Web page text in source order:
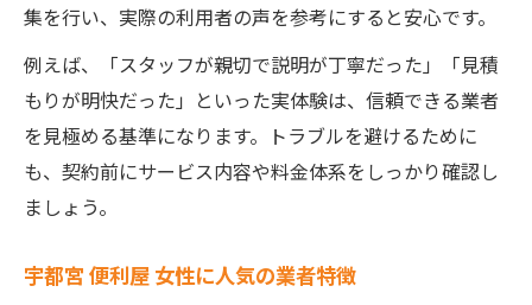
宇都宮 不 用品 回収 無料相談の活用方法
適正料金で納得する不用品回収のポイント
便利屋・不用品回収の料金相場を知るコツ
便利屋 宇都宮 料金の内訳と見積もりの注意
点
ック
集を行い、実際の利用者の声を参考にすると安心です。
例えば、「スタッフが親切で説明が丁寧だった」「見積
もりが明快だった」といった実体験は、信頼できる業者
を見極める基準になります。トラブルを避けるために
も、契約前にサービス内容や料金体系をしっかり確認し
ましょう。
宇都宮 便利屋 女性に人気の業者特徴